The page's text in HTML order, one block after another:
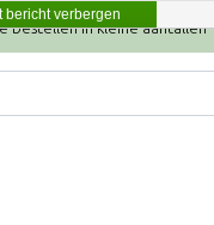
bestellen in kleine aantallen
bericht verbergen